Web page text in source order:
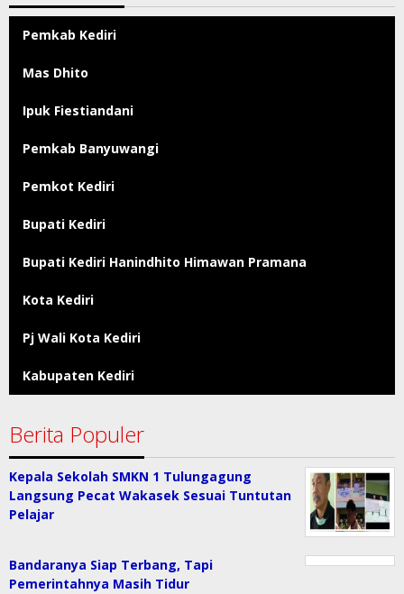
Pemkab Kediri
Mas Dhito
Ipuk Fiestiandani
Pemkab Banyuwangi
Pemkot Kediri
Bupati Kediri
Bupati Kediri Hanindhito Himawan Pramana
Kota Kediri
Pj Wali Kota Kediri
Kabupaten Kediri
Berita Populer
Kepala Sekolah SMKN 1 Tulungagung
Langsung Pecat Wakasek Sesuai Tuntutan
Pelajar
Bandaranya Siap Terbang, Tapi
Pemerintahnya Masih Tidur